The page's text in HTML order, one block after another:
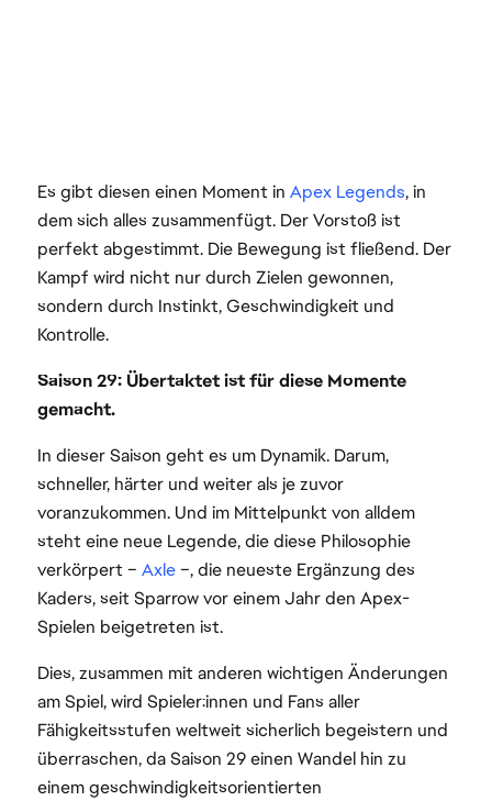
Es gibt diesen einen Moment in Apex Legends, in
dem sich alles zusammenfügt. Der Vorstoß ist
perfekt abgestimmt. Die Bewegung ist fließend. Der
Kampf wird nicht nur durch Zielen gewonnen,
sondern durch Instinkt, Geschwindigkeit und
Kontrolle.
Saison 29: Übertaktet ist für diese Momente
gemacht.
In dieser Saison geht es um Dynamik. Darum,
schneller, härter und weiter als je zuvor
voranzukommen. Und im Mittelpunkt von alldem
steht eine neue Legende, die diese Philosophie
verkörpert – Axle–, die neueste Ergänzung des
Kaders, seit Sparrow vor einem Jahr den Apex-
Spielen beigetreten ist.
Dies, zusammen mit anderen wichtigen Änderungen
am Spiel, wird Spieler:innen und Fans aller
Fähigkeitsstufen weltweit sicherlich begeistern und
überraschen, da Saison 29 einen Wandel hin zu
einem geschwindigkeitsorientierten